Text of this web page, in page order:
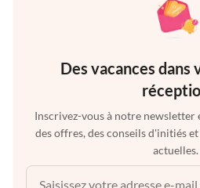
Des vacances dans
Inscrivez-vous à notre newsletter
des offres, des conseils d'initiés
actuelles.